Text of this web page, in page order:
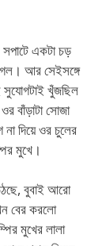
সপাটে একটা চড়
আর সেইসঙ্গে
সুযোগটাই খুঁজছিল
বাঁড়াটা সোজা
দিয়ে ওর চুলের
মুখে।
বুবাই আরো
বের করলো
মুখের লালা